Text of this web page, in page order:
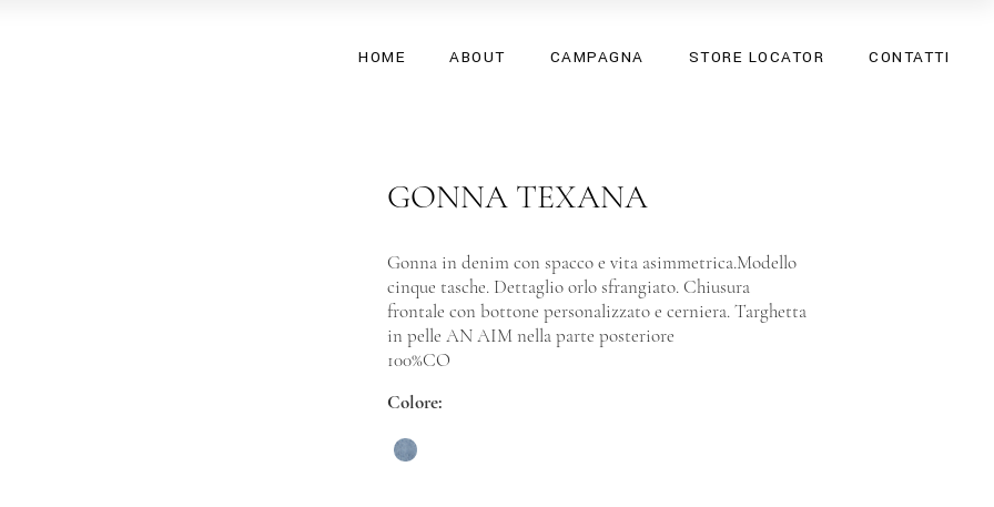
HOME ABOUT CAMPAGNA
SPRING SUMMER 25
STORE LOCATOR CONTATTI
GONNA TEXANA
Gonna in denim con spacco e vita asimmetrica.Modello
cinque tasche. Dettaglio orlo sfrangiato. Chiusura
frontale con bottone personalizzato e cerniera. Targhetta
in pelle AN AIM nella parte posteriore
100%CO
Colore